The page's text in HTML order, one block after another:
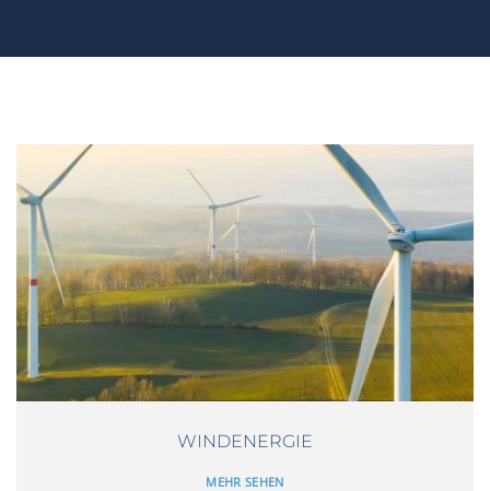
WINDENERGIE
MEHR SEHEN